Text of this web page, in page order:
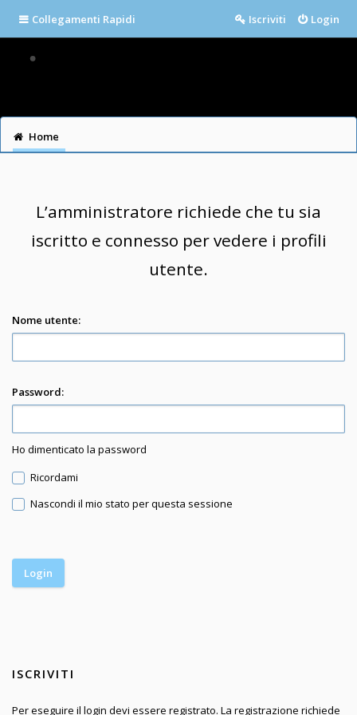
Collegamenti Rapidi Login
Iscriviti
Home
L’amministratore richiede che tu sia
iscritto e connesso per vedere i profili
utente.
Nome utente:
Password:
Ho dimenticato la password
Ricordami
Nascondi il mio stato per questa sessione
ISCRIVITI
Per eseguire il login devi essere registrato. La registrazione richiede